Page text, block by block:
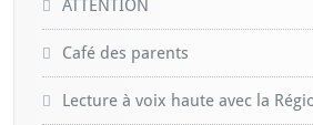
ATTENTION
Café des parents
Lecture à voix haute avec la